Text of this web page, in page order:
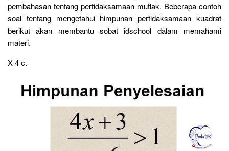
pembahasan tentang pertidaksamaan mutlak. Beberapa contoh
soal tentang mengetahui himpunan pertidaksamaan kuadrat
berikut akan membantu sobat idschool dalam memahami
materi.
X 4 c.